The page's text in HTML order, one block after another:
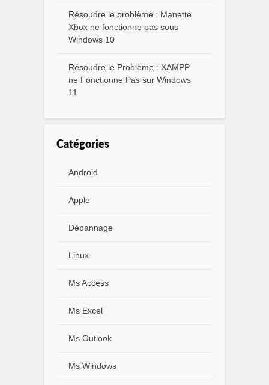
Résoudre le problème : Manette
Xbox ne fonctionne pas sous
Windows 10
Résoudre le Problème : XAMPP
ne Fonctionne Pas sur Windows
11
Catégories
Android
Apple
Dépannage
Linux
Ms Access
Ms Excel
Ms Outlook
Ms Windows